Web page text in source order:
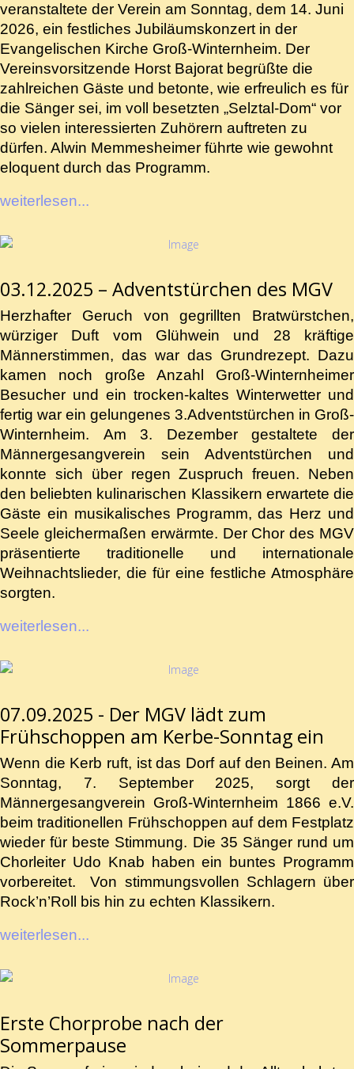
veranstaltete der Verein am Sonntag, dem 14. Juni
2026, ein festliches Jubiläumskonzert in der
Evangelischen Kirche Groß-Winternheim. Der
Vereinsvorsitzende Horst Bajorat begrüßte die
zahlreichen Gäste und betonte, wie erfreulich es für
die Sänger sei, im voll besetzten „Selztal-Dom“ vor
so vielen interessierten Zuhörern auftreten zu
dürfen. Alwin Memmesheimer führte wie gewohnt
eloquent durch das Programm.
weiterlesen...
03.12.2025 – Adventstürchen des MGV
Herzhafter Geruch von gegrillten Bratwürstchen,
würziger Duft vom Glühwein und 28 kräftige
Männerstimmen, das war das Grundrezept. Dazu
kamen noch große Anzahl Groß-Winternheimer
Besucher und ein trocken-kaltes Winterwetter und
fertig war ein gelungenes 3.Adventstürchen in Groß-
Winternheim. Am 3. Dezember gestaltete der
Männergesangverein sein Adventstürchen und
konnte sich über regen Zuspruch freuen. Neben
den beliebten kulinarischen Klassikern erwartete die
Gäste ein musikalisches Programm, das Herz und
Seele gleichermaßen erwärmte. Der Chor des MGV
präsentierte traditionelle und internationale
Weihnachtslieder, die für eine festliche Atmosphäre
sorgten.
weiterlesen...
07.09.2025 - Der MGV lädt zum
Frühschoppen am Kerbe-Sonntag ein
Wenn die Kerb ruft, ist das Dorf auf den Beinen. Am
Sonntag, 7. September 2025, sorgt der
Männergesangverein Groß-Winternheim 1866 e.V.
beim traditionellen Frühschoppen auf dem Festplatz
wieder für beste Stimmung. Die 35 Sänger rund um
Chorleiter Udo Knab haben ein buntes Programm
vorbereitet. Von stimmungsvollen Schlagern über
Rock’n’Roll bis hin zu echten Klassikern.
weiterlesen...
Erste Chorprobe nach der
Sommerpause